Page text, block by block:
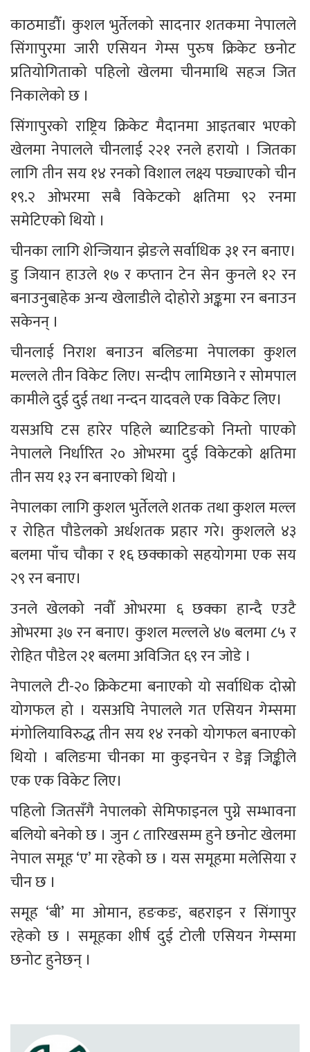
काठमाडौँ। कुशल भुर्तेलको सादनार शतकमा नेपालले
सिंगापुरमा जारी एसियन गेम्स पुरुष क्रिकेट छनोट
प्रतियोगिताको पहिलो खेलमा चीनमाथि सहज जित
निकालेको छ ।
सिंगापुरको राष्ट्रिय क्रिकेट मैदानमा आइतबार भएको
खेलमा नेपालले चीनलाई २२१ रनले हरायो । जितका
लागि तीन सय १४ रनको विशाल लक्ष्य पछ्याएको चीन
१९.२ ओभरमा सबै विकेटको क्षतिमा ९२ रनमा
समेटिएको थियो ।
चीनका लागि शेन्जियान झेङले सर्वाधिक ३१ रन बनाए।
डु जियान हाउले १७ र कप्तान टेन सेन कुनले १२ रन
बनाउनुबाहेक अन्य खेलाडीले दोहोरो अङ्कमा रन बनाउन
सकेनन् ।
चीनलाई निराश बनाउन बलिङमा नेपालका कुशल
मल्लले तीन विकेट लिए। सन्दीप लामिछाने र सोमपाल
कामीले दुई दुई तथा नन्दन यादवले एक विकेट लिए।
यसअघि टस हारेर पहिले ब्याटिङको निम्तो पाएको
नेपालले निर्धारित २० ओभरमा दुई विकेटको क्षतिमा
तीन सय १३ रन बनाएको थियो ।
नेपालका लागि कुशल भुर्तेलले शतक तथा कुशल मल्ल
र रोहित पौडेलको अर्धशतक प्रहार गरे। कुशलले ४३
बलमा पाँच चौका र १६ छक्काको सहयोगमा एक सय
२९ रन बनाए।
उनले खेलको नवौँ ओभरमा ६ छक्का हान्दै एउटै
ओभरमा ३७ रन बनाए। कुशल मल्लले ४७ बलमा ८५ र
रोहित पौडेल २१ बलमा अविजित ६९ रन जोडे ।
नेपालले टी-२० क्रिकेटमा बनाएको यो सर्वाधिक दोस्रो
योगफल हो । यसअघि नेपालले गत एसियन गेम्समा
मंगोलियाविरुद्ध तीन सय १४ रनको योगफल बनाएको
थियो । बलिङमा चीनका मा कुइनचेन र डेङ्ग जिङ्कीले
एक एक विकेट लिए।
पहिलो जितसँगै नेपालको सेमिफाइनल पुग्ने सम्भावना
बलियो बनेको छ । जुन ८ तारिखसम्म हुने छनोट खेलमा
नेपाल समूह ‘ए’ मा रहेको छ । यस समूहमा मलेसिया र
चीन छ ।
समूह ‘बी’ मा ओमान, हङकङ, बहराइन र सिंगापुर
रहेको छ । समूहका शीर्ष दुई टोली एसियन गेम्समा
छनोट हुनेछन् ।